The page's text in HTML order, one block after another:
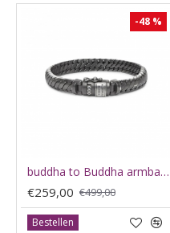
-48 %
buddha to Buddha armband J070BRS F - 61208
€259,00 €499,00
Bestellen